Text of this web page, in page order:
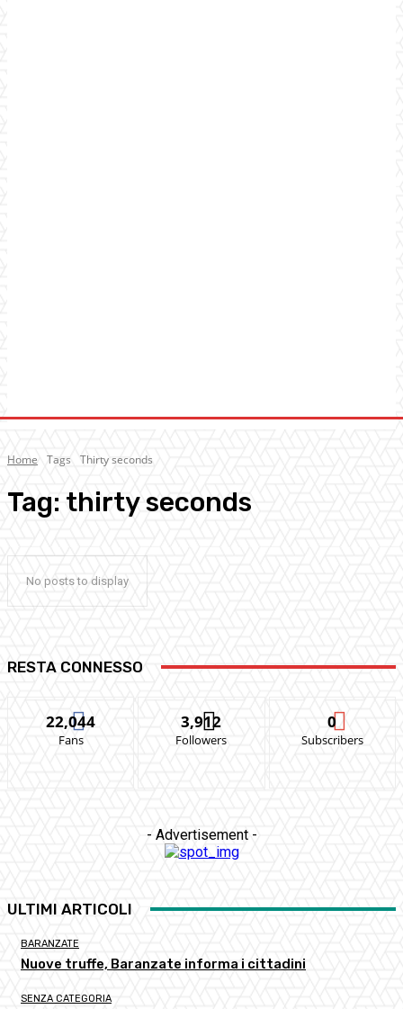
Home Tags Thirty seconds
Tag: thirty seconds
No posts to display
RESTA CONNESSO
22,044
Fans
3,912
Followers
0
Subscribers
- Advertisement -
ULTIMI ARTICOLI
BARANZATE
Nuove truffe, Baranzate informa i cittadini
SENZA CATEGORIA